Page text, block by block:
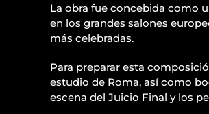
La obra fue concebida como
en los grandes salones
más celebradas.
Para preparar esta
estudio de Roma, así como
escena del Juicio Final y los